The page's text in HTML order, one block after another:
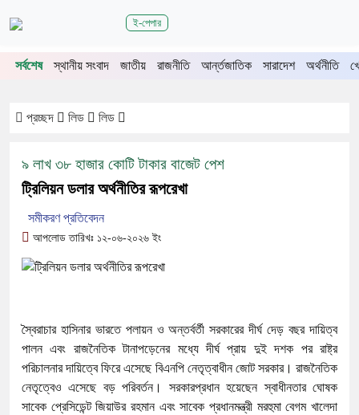
ই-পেপার
শিরোনাম
চুয়াডাঙ্গায় সওজের বাসভবন ও সড়কের ২৬টি গাছ প্রায় ৫
সর্বশেষ
স্থানীয় সংবাদ জাতীয় রাজনীতি আর্ন্তজাতিক সারাদেশ অর্থনীতি
প্রচ্ছদ লিড লিড
৯ লাখ ৩৮ হাজার কোটি টাকার বাজেট পেশ
ট্রিলিয়ন ডলার অর্থনীতির রূপরেখা
সমীকরণ প্রতিবেদন
আপলোড তারিখঃ ১২-০৬-২০২৬ ইং
স্বৈরাচার হাসিনার ভারতে পলায়ন ও অন্তর্বর্তী সরকারের দীর্ঘ দেড় বছর দায়িত্ব
পালন এবং রাজনৈতিক টানাপড়েনের মধ্যে দীর্ঘ প্রায় দুই দশক পর রাষ্ট্র
পরিচালনার দায়িত্বে ফিরে এসেছে বিএনপি নেতৃত্বাধীন জোট সরকার। রাজনৈতিক
নেতৃত্বেও এসেছে বড় পরিবর্তন। সরকারপ্রধান হয়েছেন স্বাধীনতার ঘোষক
সাবেক প্রেসিডেন্ট জিয়াউর রহমান এবং সাবেক প্রধানমন্ত্রী মরহুমা বেগম খালেদা